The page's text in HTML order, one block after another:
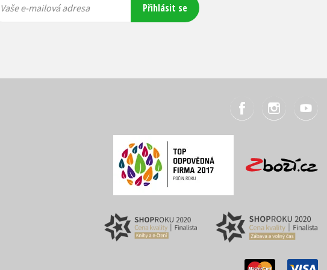
mailová
mailová
Vaše e-mailová adresa Přihlásit se